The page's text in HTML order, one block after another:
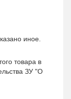
иное.
товара в
ЗУ "О